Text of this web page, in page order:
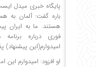
پایگاه خبری میدل
باره گفت: آلمان به
هستند. ما به ایران
فوری درباره
امیدوارم(این پیشنهاد)
او افزود: امیدوارم این